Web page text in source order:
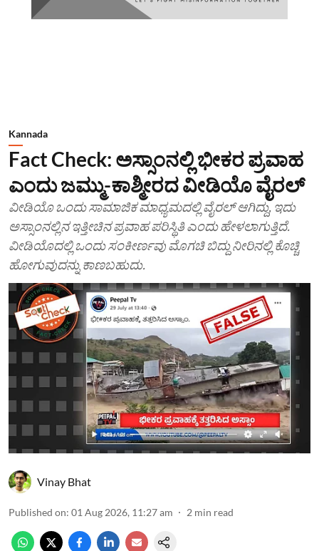
Kannada
Fact Check: ಅಸ್ಸಾಂನಲ್ಲಿ ಭೀಕರ ಪ್ರವಾಹ
ಎಂದು ಜಮ್ಮು-ಕಾಶ್ಮೀರದ ವೀಡಿಯೊ ವೈರಲ್
ವೀಡಿಯೊ ಒಂದು ಸಾಮಾಜಿಕ ಮಾಧ್ಯಮದಲ್ಲಿ ವೈರಲ್ ಆಗಿದ್ದು, ಇದು
ಅಸ್ಸಾಂನಲ್ಲಿನ ಇತ್ತೀಚಿನ ಪ್ರವಾಹ ಪರಿಸ್ಥಿತಿ ಎಂದು ಹೇಳಲಾಗುತ್ತಿದೆ.
ವೀಡಿಯೊದಲ್ಲಿ ಒಂದು ಸಂಕೀರ್ಣವು ಮೊಗಚಿ ಬಿದ್ದು ನೀರಿನಲ್ಲಿ ಕೊಚ್ಚಿ
ಹೋಗುವುದನ್ನು ಕಾಣಬಹುದು.
Vinay Bhat
Published on: 01 Aug 2026, 11:27 am 2 min read